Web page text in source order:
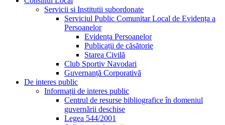
Servicii si Institutii subordonate
Serviciul Public Comunitar Local de Evidența a
Persoanelor
Evidența Persoanelor
Publicații de căsătorie
Starea Civilă
Club Sportiv Navodari
Guvernanță Corporativă
De interes public
Informații de interes public
Centrul de resurse bibliografice în domeniul
guvernării deschise
Legea 544/2001